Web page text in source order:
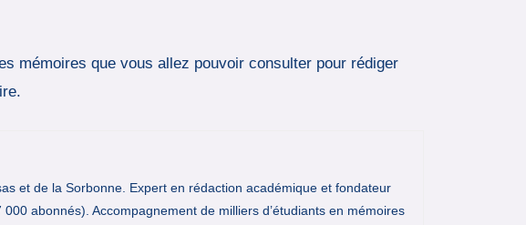
mémoires que vous allez pouvoir consulter pour rédiger
et de la Sorbonne. Expert en rédaction académique et fondateur
abonnés). Accompagnement de milliers d’étudiants en mémoires